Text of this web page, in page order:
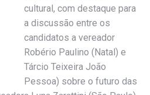
cultural, com destaque para
a discussão entre os
candidatos a vereador
Robério Paulino (Natal) e
Tárcio Teixeira João
Pessoa) sobre o futuro das